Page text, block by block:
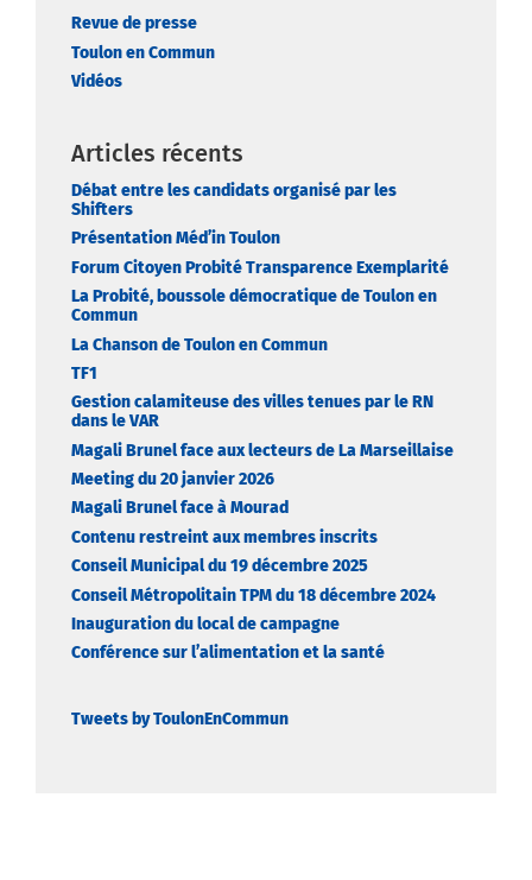
Revue de presse
Toulon en Commun
Vidéos
Articles récents
Débat entre les candidats organisé par les
Shifters
Présentation Méd’in Toulon
Forum Citoyen Probité Transparence Exemplarité
La Probité, boussole démocratique de Toulon en
Commun
La Chanson de Toulon en Commun
TF1
Gestion calamiteuse des villes tenues par le RN
dans le VAR
Magali Brunel face aux lecteurs de La Marseillaise
Meeting du 20 janvier 2026
Magali Brunel face à Mourad
Contenu restreint aux membres inscrits
Conseil Municipal du 19 décembre 2025
Conseil Métropolitain TPM du 18 décembre 2024
Inauguration du local de campagne
Conférence sur l’alimentation et la santé
Tweets by ToulonEnCommun